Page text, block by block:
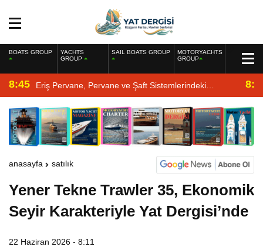
BOATS GROUP
YACHTS
GROUP
SAIL BOATS GROUP
MOTORYACHTS
GROUP
8:45 Eriş Pervane, Pervane ve Şaft Sistemlerindeki
Uzmanlığıyla Yat Dergisi’nde
anasayfa satılık
Yener Tekne Trawler 35, Ekonomik
Seyir Karakteriyle Yat Dergisi’nde
22 Haziran 2026 - 8:11